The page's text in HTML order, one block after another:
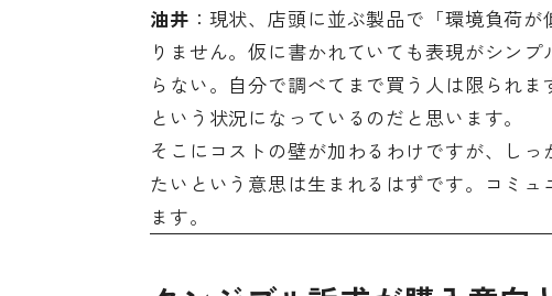
油井 ：現状、店頭に並ぶ製品で「環境負荷
りません。仮に書かれていても表現がシン
らない。自分で調べてまで買う人は限られ
という状況になっているのだと思います。
そこにコストの壁が加わるわけですが、し
たいという意思は生まれるはずです。コミ
ます。